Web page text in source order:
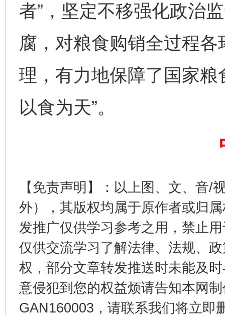
者”，坚定不移强化政治
腐，对粮食购销全过程
理，有力地保障了国家粮
以食为天”。
【免责声明】：以上图、文、音/
外），其版权均属于原作者或归
发推广仅供学习参考之用，禁止
仅供交流学习了解法律、法规、
权，部分文章转发推送时未能及
意侵犯到您的权益烦请告知本网
GAN160003，请联系我们将立即
受贿1.44亿！段成刚被判无期 从幼